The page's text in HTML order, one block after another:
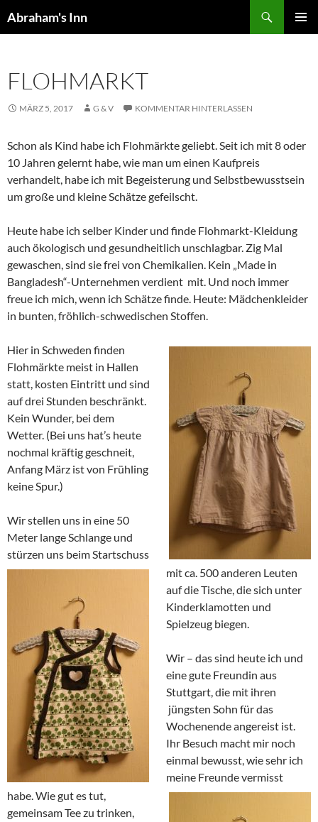
Inhalt
Abraham's Inn
FLOHMARKT
MÄRZ 5, 2017 G & V KOMMENTAR HINTERLASSEN
Schon als Kind habe ich Flohmärkte geliebt. Seit ich mit 8 oder
10 Jahren gelernt habe, wie man um einen Kaufpreis
verhandelt, habe ich mit Begeisterung und Selbstbewusstsein
um große und kleine Schätze gefeilscht.
Heute habe ich selber Kinder und finde Flohmarkt-Kleidung
auch ökologisch und gesundheitlich unschlagbar. Zig Mal
gewaschen, sind sie frei von Chemikalien. Kein „Made in
Bangladesh“-Unternehmen verdient mit. Und noch immer
freue ich mich, wenn ich Schätze finde. Heute: Mädchenkleider
in bunten, fröhlich-schwedischen Stoffen.
Hier in Schweden finden
Flohmärkte meist in Hallen
statt, kosten Eintritt und sind
auf drei Stunden beschränkt.
Kein Wunder, bei dem
Wetter. (Bei uns hat’s heute
nochmal kräftig geschneit,
Anfang März ist von Frühling
keine Spur.)
Wir stellen uns in eine 50
Meter lange Schlange und
stürzen uns beim Startschuss
mit ca. 500 anderen Leuten
auf die Tische, die sich unter
Kinderklamotten und
Spielzeug biegen.
Wir – das sind heute ich und
eine gute Freundin aus
Stuttgart, die mit ihren
jüngsten Sohn für das
Wochenende angereist ist.
Ihr Besuch macht mir noch
einmal bewusst, wie sehr ich
meine Freunde vermisst
habe. Wie gut es tut,
gemeinsam Tee zu trinken,